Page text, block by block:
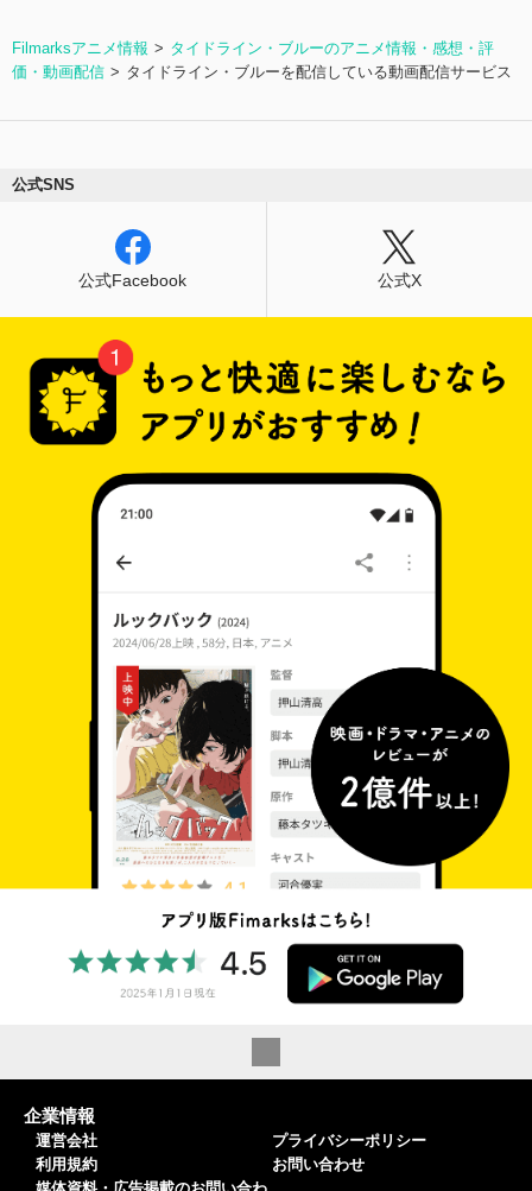
Filmarksアニメ情報
タイドライン・ブルーのアニメ情報・感想・評
価・動画配信
タイドライン・ブルーを配信している動画配信サービス
公式SNS
公式Facebook 公式X
企業情報
運営会社
利用規約
プライバシーポリシー
お問い合わせ